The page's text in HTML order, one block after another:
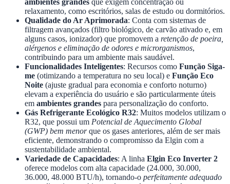
relaxamento, como escritórios, salas de estudo ou dormitórios.
Qualidade do Ar Aprimorada: Conta com sistemas de
filtragem avançados (filtro biológico, de carvão ativado e, em
alguns casos, ionizador) que promovem a retenção de poeira,
alérgenos e eliminação de odores e microrganismos,
contribuindo para um ambiente mais saudável.
Funcionalidades Inteligentes: Recursos como Função Siga-
me (otimizando a temperatura no seu local) e Função Eco
Noite (ajuste gradual para economia e conforto noturno)
elevam a experiência do usuário e são particularmente úteis
em ambientes grandes para personalização do conforto.
Gás Refrigerante Ecológico R32: Muitos modelos utilizam o
R32, que possui um Potencial de Aquecimento Global
(GWP) bem menorque os gases anteriores, além de ser mais
eficiente, demonstrando o compromisso da Elgin com a
sustentabilidade ambiental.
Variedade de Capacidades: A linha Elgin Eco Inverter 2
oferece modelos com alta capacidade (24.000, 30.000,
36.000, 48.000 BTU/h), tornando-o perfeitamente adequado